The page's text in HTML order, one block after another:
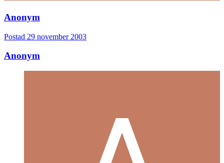
Anonym
Postad 29 november 2003
Anonym